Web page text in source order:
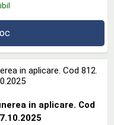
in aplicare. Cod